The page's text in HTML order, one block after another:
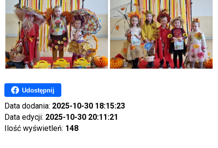
Udostępnij
Data dodania: 2025-10-30 18:15:23
Data edycji: 2025-10-30 20:11:21
Ilość wyświetleń: 148